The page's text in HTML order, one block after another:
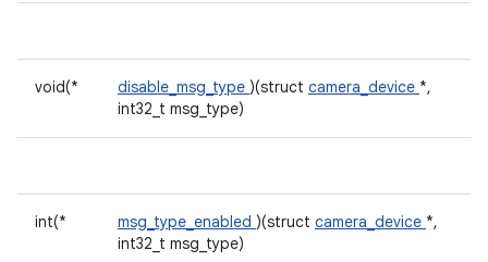
void(* disable_msg_type )(struct camera_device *,
int32_t msg_type)
int(* msg_type_enabled )(struct camera_device *,
int32_t msg_type)